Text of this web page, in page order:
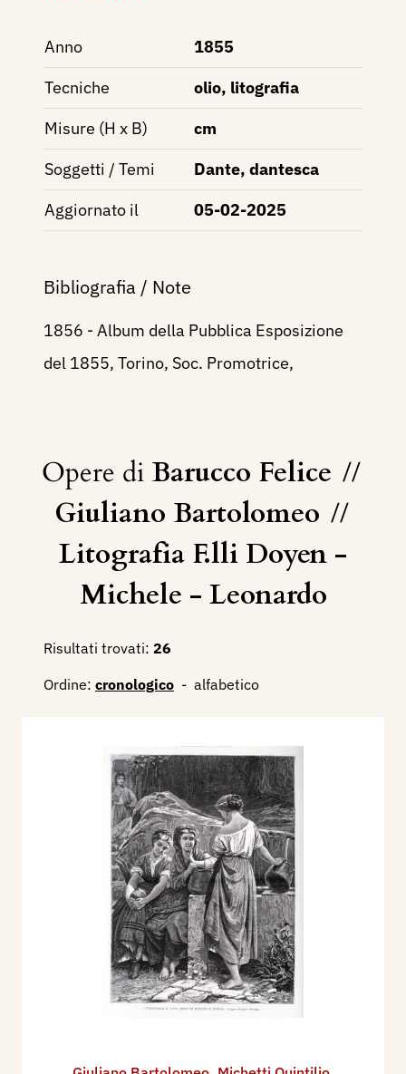
Anno
1855
Tecniche
olio, litografia
Misure (H x B)
cm
Soggetti / Temi
Dante, dantesca
Aggiornato il
05-02-2025
Bibliografia / Note
1856 - Album della Pubblica Esposizione
del 1855, Torino, Soc. Promotrice,
Opere diBarucco Felice //
Giuliano Bartolomeo //
Litografia F.lli Doyen -
Michele - Leonardo
Risultati trovati: 26
Ordine: cronologico - alfabetico